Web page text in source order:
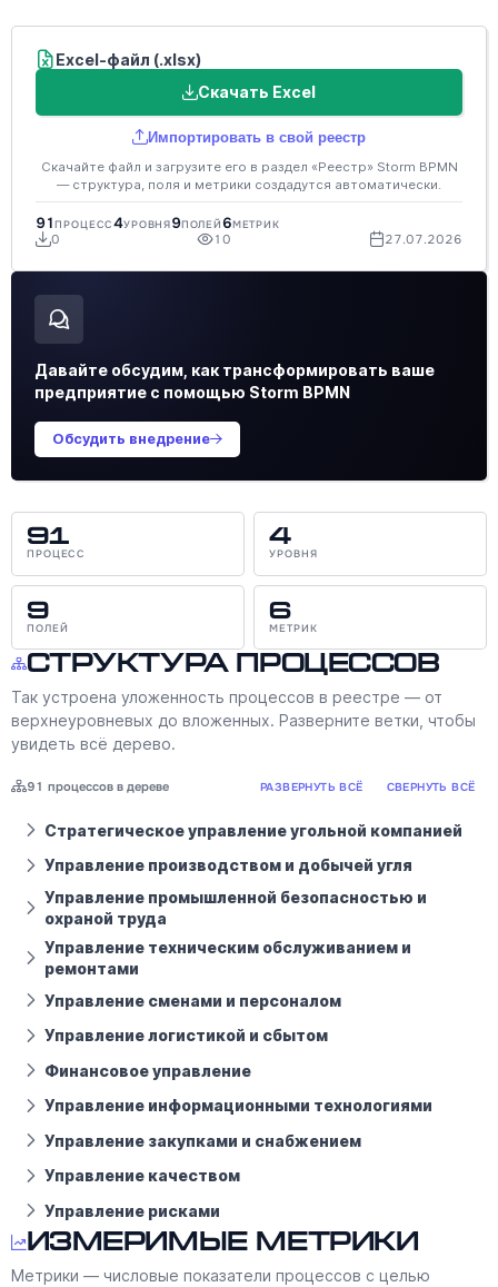
91
ПРОЦЕСС
4
УРОВНЯ
9
ПОЛЕЙ
6
МЕТРИК
Структура процессов
Так устроена уложенность процессов в реестре — от
верхнеуровневых до вложенных. Разверните ветки, чтобы
увидеть всё дерево.
91 процессов в дереве РАЗВЕРНУТЬ ВСЁ СВЕРНУТЬ ВСЁ
Стратегическое управление угольной компанией
Управление производством и добычей угля
Управление промышленной безопасностью и
охраной труда
Управление техническим обслуживанием и
ремонтами
Управление сменами и персоналом
Управление логистикой и сбытом
Финансовое управление
Управление информационными технологиями
Управление закупками и снабжением
Управление качеством
Управление рисками
Измеримые метрики
Метрики — числовые показатели процессов с целью
Excel-файл (.xlsx)
Скачать Excel
Импортировать в свой реестр
Скачайте файл и загрузите его в раздел «Реестр» Storm BPMN
— структура, поля и метрики создадутся автоматически.
91ПРОЦЕСС4УРОВНЯ9ПОЛЕЙ6МЕТРИК
0 10 27.07.2026
Давайте обсудим, как трансформировать ваше
предприятие с помощью Storm BPMN
Обсудить внедрение